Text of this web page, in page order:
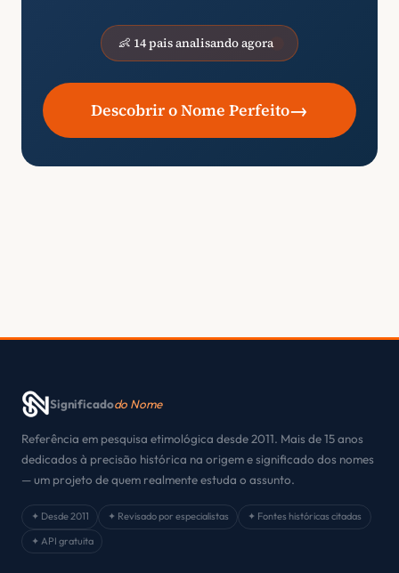
👶 14 pais analisando agora
Descobrir o Nome Perfeito→
Significadodo Nome
Referência em pesquisa etimológica desde 2011. Mais de 15 anos
dedicados à precisão histórica na origem e significado dos nomes
— um projeto de quem realmente estuda o assunto.
✦ Desde 2011 ✦ Revisado por especialistas
✦ Fontes históricas citadas
✦ API gratuita